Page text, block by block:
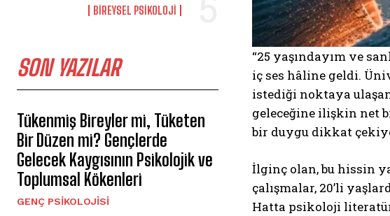
BIREYSEL PSIKOLOJI
SON YAZILAR
Tükenmiş Bireyler mi, Tüketen
Bir Düzen mi? Gençlerde
Gelecek Kaygısının Psikolojik ve
Toplumsal Kökenleri
GENÇ PSIKOLOJISI
“25 yaşındayım ve
iç ses hâline geldi.
istediği noktaya
geleceğine ilişkin net
bir duygu dikkat
İlginç olan, bu hissin
çalışmalar, 20’li
Hatta psikoloji